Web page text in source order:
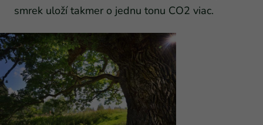
smrek uloží takmer o jednu tonu CO2 viac.